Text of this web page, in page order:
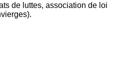
de luttes, association de loi